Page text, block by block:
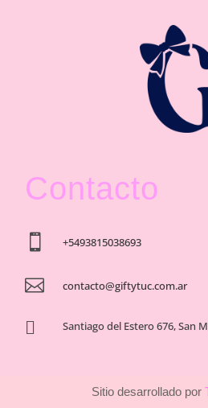
Contacto
 +5493815038693
 contacto@giftytuc.com.ar
 Santiago del Estero 676, San
Sitio desarrollado por